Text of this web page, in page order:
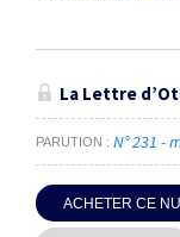
La Lettre
PARUTION N° 231 -
ACHETER CE